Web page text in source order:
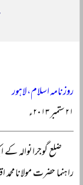
روزنامہ اسلام، لاہور
۲۱ ستمبر ۲۰۱۳ء
ضلع گوجرانوالہ
راہنما حضرت مولانا